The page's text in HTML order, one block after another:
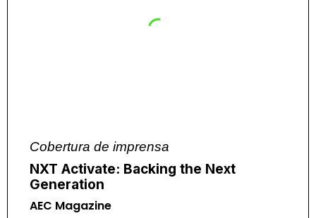
Cobertura de imprensa
NXT Activate: Backing the Next
Generation
AEC Magazine